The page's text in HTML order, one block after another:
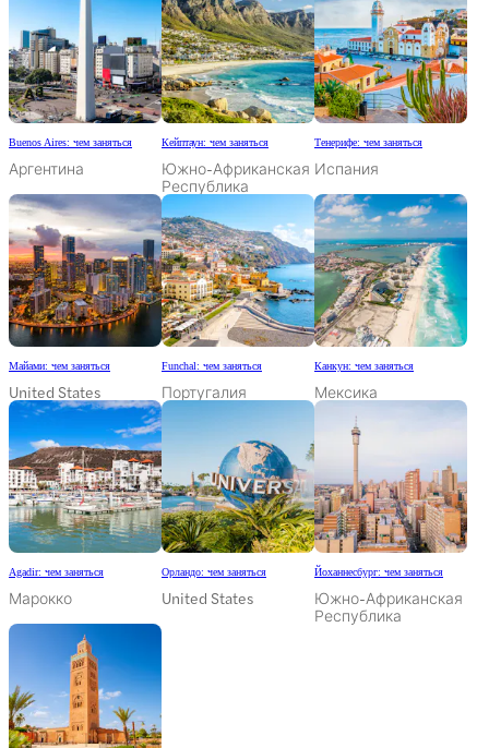
Buenos Aires: чем заняться
Аргентина
Кейптаун: чем заняться
Южно-Африканская
Республика
Тенерифе: чем заняться
Испания
Майами: чем заняться
United States
Funchal: чем заняться
Португалия
Канкун: чем заняться
Мексика
Agadir: чем заняться
Марокко
Орландо: чем заняться
United States
Йоханнесбург: чем заняться
Южно-Африканская
Республика